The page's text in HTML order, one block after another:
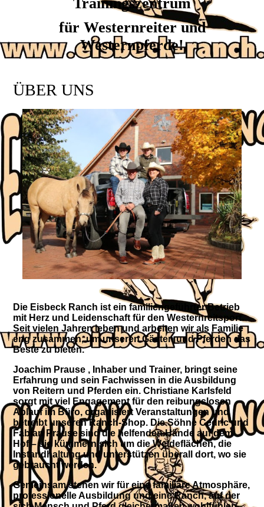
für Westernreiter und
Westernpferde!
ÜBER UNS
Die Eisbeck Ranch ist ein familiengeführter Betrieb
mit Herz und Leidenschaft für den Westernreitsport.
Seit vielen Jahren leben und arbeiten wir als Familie
eng zusammen, um unseren Gästen und Pferden das
Beste zu bieten.
Joachim Prause , Inhaber und Trainer, bringt seine
Erfahrung und sein Fachwissen in die Ausbildung
von Reitern und Pferden ein.Christiane Karlsfeld
sorgt mit viel Engagement für den reibungslosen
Ablauf im Büro, organisiert Veranstaltungen und
betreibt unseren Ranch-Shop. Die SöhneCedric und
Fabian Prausesind die helfenden Hände auf dem
Hof ​​– sie kümmern sich um die Weideflächen, die
Instandhaltung und unterstützen überall dort, wo sie
gebraucht werden.
Gemeinsam stehen wir für eine familiäre Atmosphäre,
professionelle Ausbildung und eine Ranch, auf der